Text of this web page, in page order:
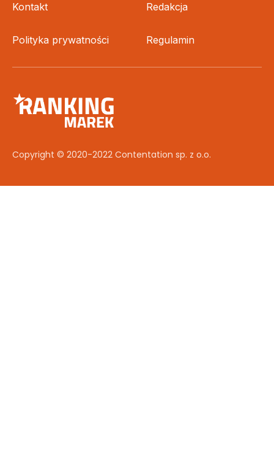
Kontakt Redakcja
Polityka prywatności Regulamin
Copyright © 2020-2022 Contentation sp. z o.o.